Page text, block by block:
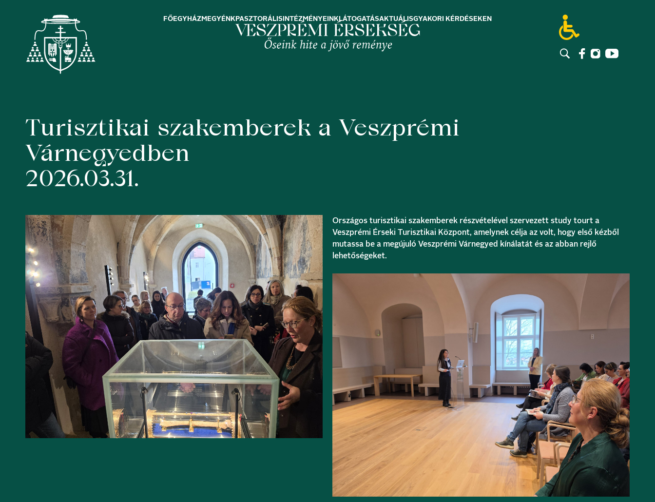
FŐEGYHÁZMEGYÉNK PASZTORÁLIS INTÉZMÉNYEINK LÁTOGATÁSAKTUÁLISGYAKORI KÉRDÉSEK EN
Turisztikai szakemberek a Veszprémi
Várnegyedben
2026.03.31.
Országos turisztikai szakemberek részvételével szervezett study tourt a
Veszprémi Érseki Turisztikai Központ, amelynek célja az volt, hogy első kézből
mutassa be a megújuló Veszprémi Várnegyed kínálatát és az abban rejlő
lehetőségeket.